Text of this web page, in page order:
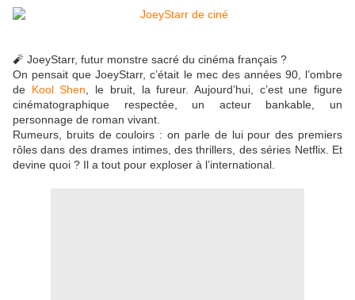
🧨 JoeyStarr, futur monstre sacré du cinéma français ?
On pensait que JoeyStarr, c’était le mec des années 90, l’ombre
de Kool Shen , le bruit, la fureur. Aujourd’hui, c’est une figure
cinématographique respectée, un acteur bankable, un
personnage de roman vivant.
Rumeurs, bruits de couloirs : on parle de lui pour des premiers
rôles dans des drames intimes, des thrillers, des séries Netflix. Et
devine quoi ? Il a tout pour exploser à l’international.